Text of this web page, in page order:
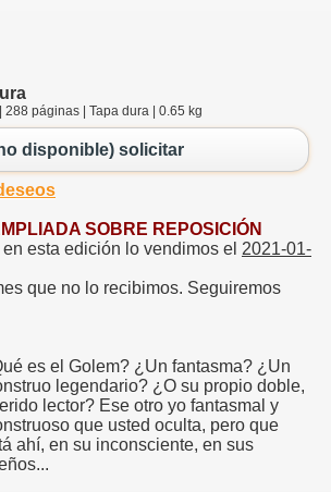
288 páginas | Tapa dura | 0.65 kg
disponible) solicitar
SOBRE REPOSICIÓN
esta edición lo vendimos el 2021-01-
que no lo recibimos. Seguiremos
es el Golem? ¿Un fantasma? ¿Un
legendario? ¿O su propio doble,
lector? Ese otro yo fantasmal y
que usted oculta, pero que
ahí, en su inconsciente, en sus